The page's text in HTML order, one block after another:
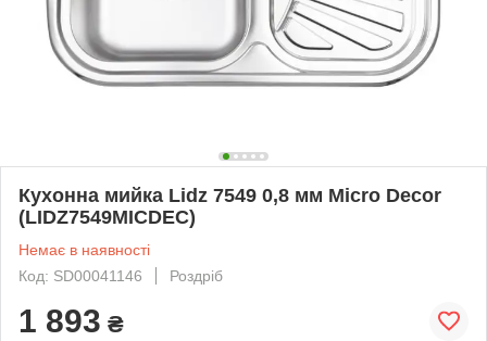
Кухонна мийка Lidz 7549 0,8 мм Micro Decor
(LIDZ7549MICDEC)
Немає в наявності
Код: SD00041146
Роздріб
1 893 ₴